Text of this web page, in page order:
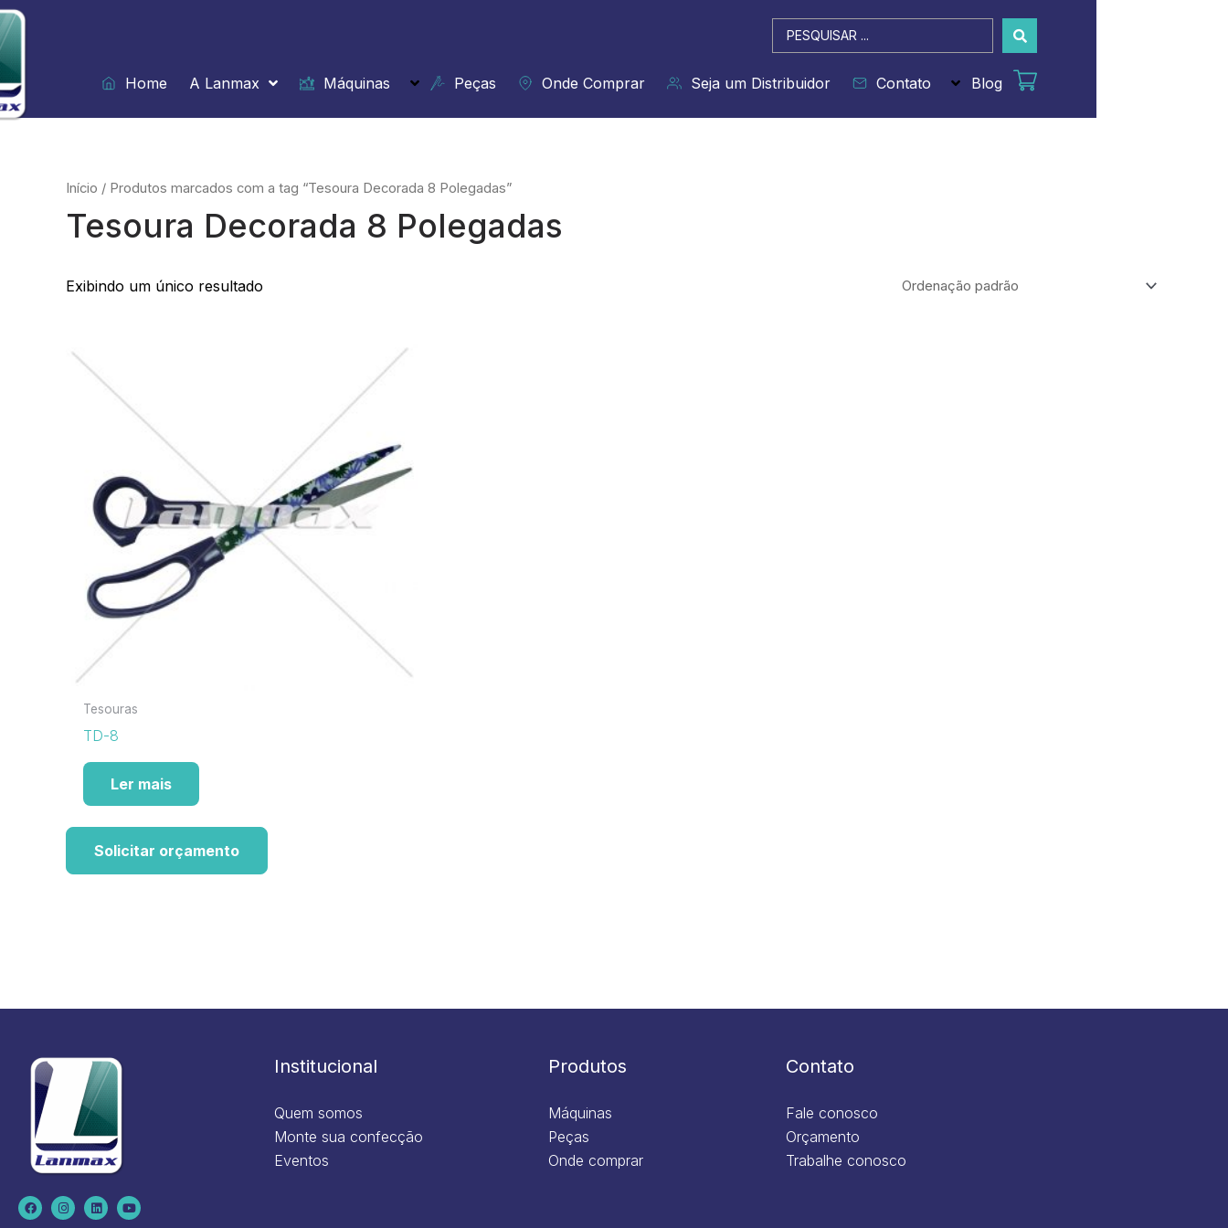
Ir
para
o
conteúdo
Pesquisar
...
Home
A Lanmax Máquinas Peças Onde Comprar Seja um Distribuidor Contato Blog
Início / Produtos marcados com a tag “Tesoura Decorada 8 Polegadas”
Tesoura Decorada 8 Polegadas
Exibindo um único resultado
Tesouras
TD-8
Ler mais
Solicitar orçamento
F
a
c
I
n
s
L
i
n
Y
o
u
Institucional
Quem somos
Monte sua confecção
Eventos
Produtos
Máquinas
Peças
Onde comprar
Contato
Fale conosco
Orçamento
Trabalhe conosco